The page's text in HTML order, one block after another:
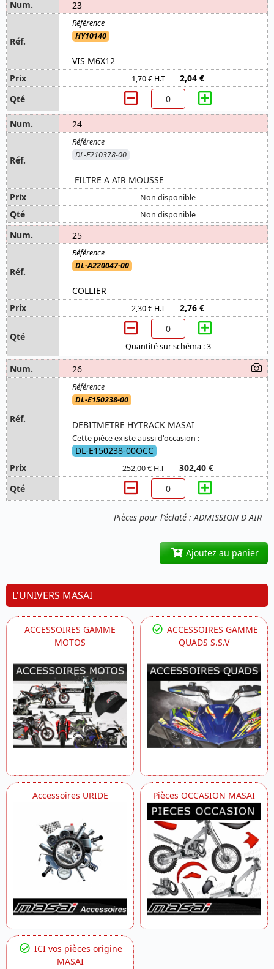
Pièces pour l'éclaté : ADMISSION D AIR
23
HY10140
VIS M6X12
1,70 € H.T 2,04 €
24
DL-F210378-00
FILTRE A AIR MOUSSE
Non disponible
Non disponible
25
DL-A220047-00
COLLIER
2,30 € H.T 2,76 €
Quantité sur schéma : 3
26
DL-E150238-00
DEBITMETRE HYTRACK MASAI
Cette pièce existe aussi d'occasion :
DL-E150238-00OCC
252,00 € H.T 302,40 €
Ajoutez au panier
L'UNIVERS MASAI
ACCESSOIRES GAMME
MOTOS
ACCESSOIRES GAMME
QUADS S.S.V
Accessoires URIDE Pièces OCCASION MASAI
ICI vos pièces origine
MASAI